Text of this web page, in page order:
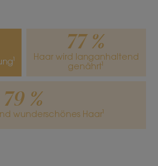
77 %
Haar wird langanhaltend
genährt¹
79 %
wunderschönes Haar¹